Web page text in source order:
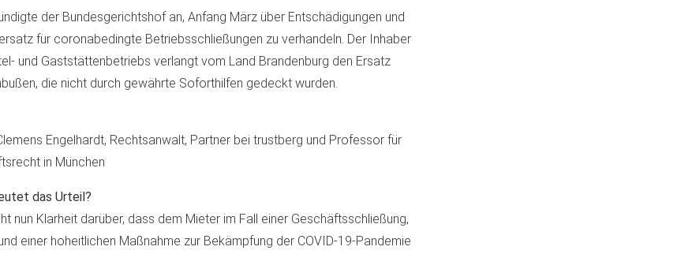
der Bundesgerichtshof an, Anfang März über Entschädigungen und
für coronabedingte Betriebsschließungen zu verhandeln. Der Inhaber
und Gaststättenbetriebs verlangt vom Land Brandenburg den Ersatz
die nicht durch gewährte Soforthilfen gedeckt wurden.
Engelhardt, Rechtsanwalt, Partner bei trustberg und Professor für
in München
das Urteil?
nun Klarheit darüber, dass dem Mieter im Fall einer Geschäftsschließung,
einer hoheitlichen Maßnahme zur Bekämpfung der COVID-19-Pandemie